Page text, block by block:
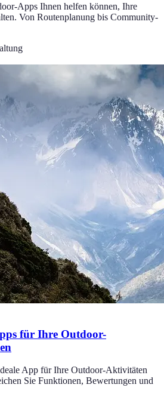
Apps Ihnen helfen können, Ihre
Von Routenplanung bis Community-
für Ihre Outdoor-
App für Ihre Outdoor-Aktivitäten
Sie Funktionen, Bewertungen und